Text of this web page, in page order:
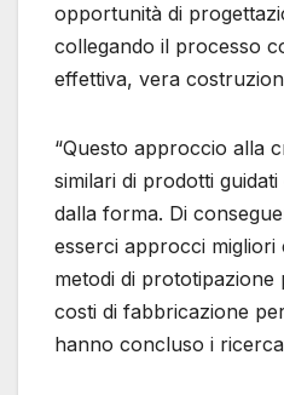
opportunità di
collegando il processo
effettiva, vera
“Questo approccio alla
similari di prodotti guidati
dalla forma. Di
esserci approcci
metodi di
costi di fabbricazione
hanno concluso i